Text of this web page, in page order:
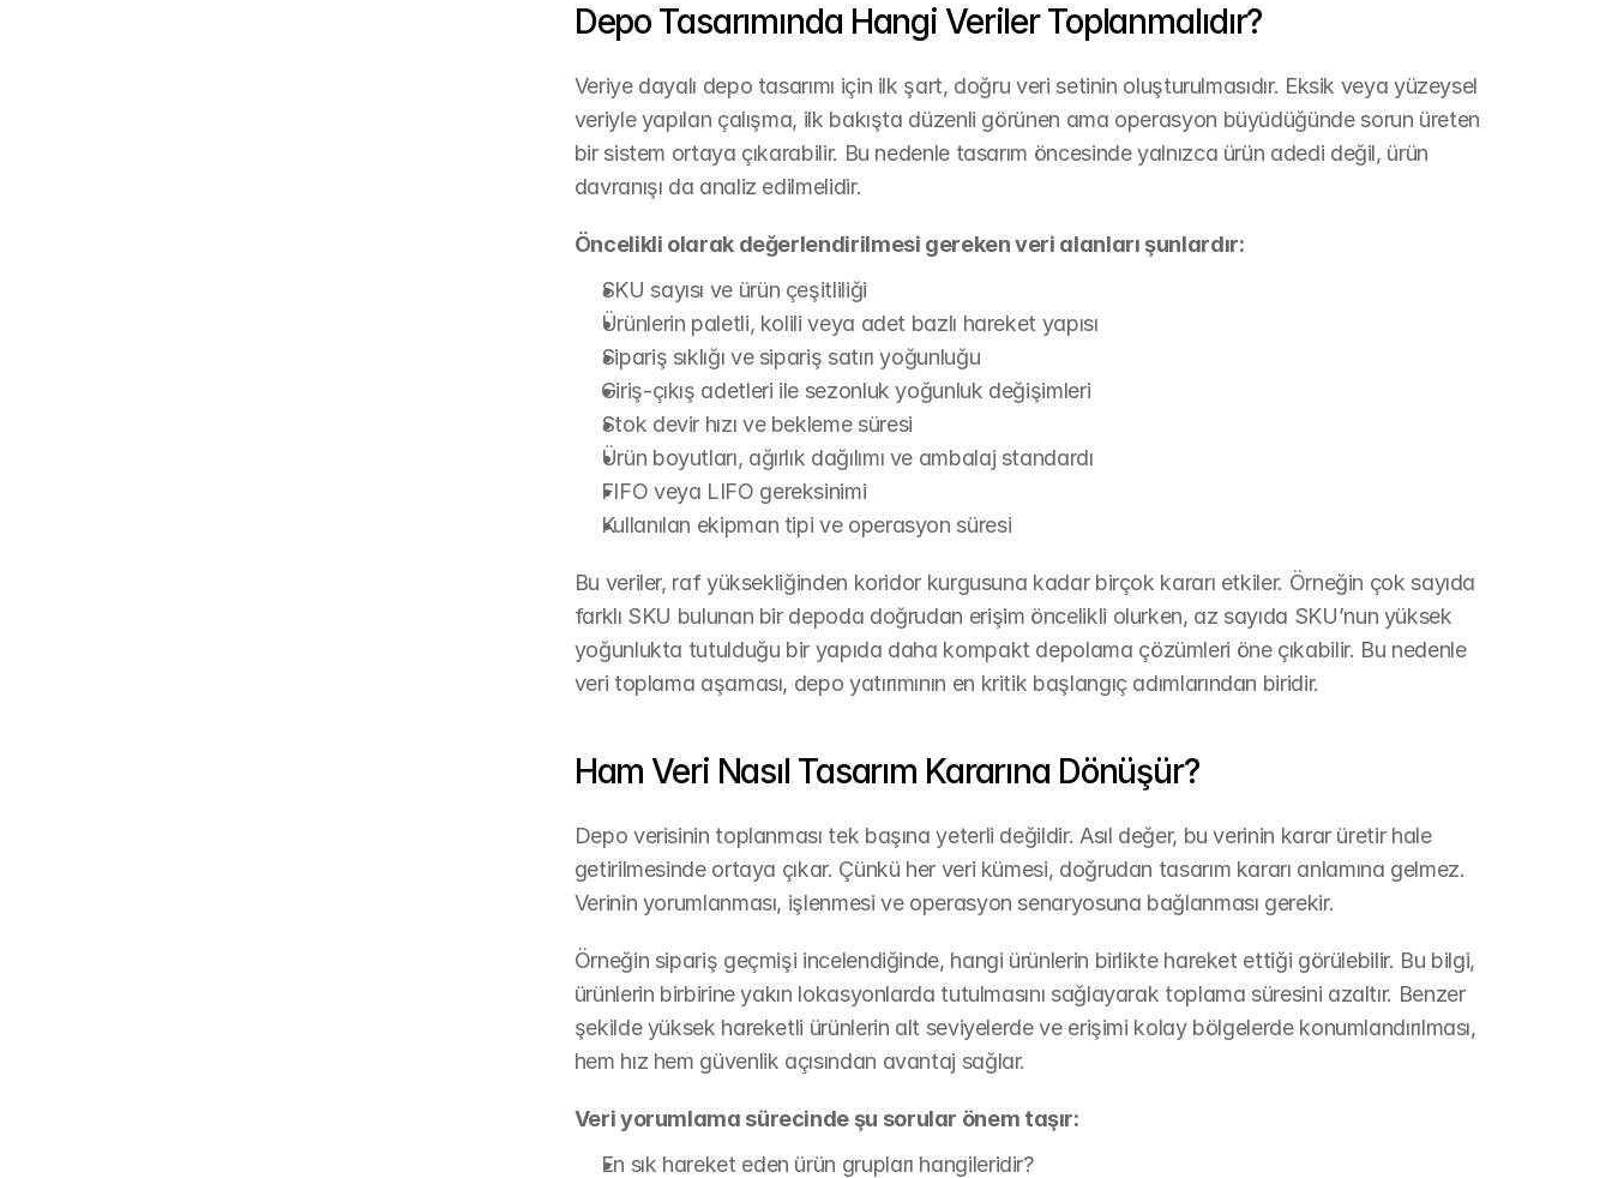
Depo Tasarımında Hangi Veriler Toplanmalıdır?
Veriye dayalı depo tasarımı için ilk şart, doğru veri setinin oluşturulmasıdır. Eksik veya yüzeysel
veriyle yapılan çalışma, ilk bakışta düzenli görünen ama operasyon büyüdüğünde sorun üreten
bir sistem ortaya çıkarabilir. Bu nedenle tasarım öncesinde yalnızca ürün adedi değil, ürün
davranışı da analiz edilmelidir.
Öncelikli olarak değerlendirilmesi gereken veri alanları şunlardır:
SKU sayısı ve ürün çeşitliliği
Ürünlerin paletli, kolili veya adet bazlı hareket yapısı
Sipariş sıklığı ve sipariş satırı yoğunluğu
Giriş-çıkış adetleri ile sezonluk yoğunluk değişimleri
Stok devir hızı ve bekleme süresi
Ürün boyutları, ağırlık dağılımı ve ambalaj standardı
FIFO veya LIFO gereksinimi
Kullanılan ekipman tipi ve operasyon süresi
Bu veriler, raf yüksekliğinden koridor kurgusuna kadar birçok kararı etkiler. Örneğin çok sayıda
farklı SKU bulunan bir depoda doğrudan erişim öncelikli olurken, az sayıda SKU’nun yüksek
yoğunlukta tutulduğu bir yapıda daha kompakt depolama çözümleri öne çıkabilir. Bu nedenle
veri toplama aşaması, depo yatırımının en kritik başlangıç adımlarından biridir.
Ham Veri Nasıl Tasarım Kararına Dönüşür?
Depo verisinin toplanması tek başına yeterli değildir. Asıl değer, bu verinin karar üretir hale
getirilmesinde ortaya çıkar. Çünkü her veri kümesi, doğrudan tasarım kararı anlamına gelmez.
Verinin yorumlanması, işlenmesi ve operasyon senaryosuna bağlanması gerekir.
Örneğin sipariş geçmişi incelendiğinde, hangi ürünlerin birlikte hareket ettiği görülebilir. Bu bilgi,
ürünlerin birbirine yakın lokasyonlarda tutulmasını sağlayarak toplama süresini azaltır. Benzer
şekilde yüksek hareketli ürünlerin alt seviyelerde ve erişimi kolay bölgelerde konumlandırılması,
hem hız hem güvenlik açısından avantaj sağlar.
Veri yorumlama sürecinde şu sorular önem taşır:
En sık hareket eden ürün grupları hangileridir?